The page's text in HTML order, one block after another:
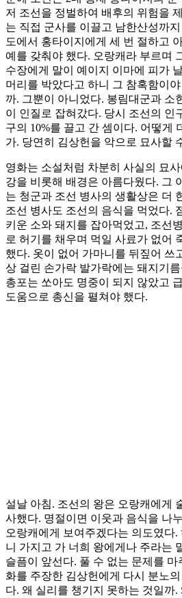
저 조선을 정벌하여 배후의 위험을
는 직접 군사를 이끌고 남한산성까
도에서 홍타이지에게 세 번 절하고
예를 갖춰야 했다. 오랑캐라 부르며
수장에게 말이 예이지 이마에 피가
머리를 박았다고 하니 그 참혹함이
까. 그뿐이 아니었다. 봉림대군과 소
이 인질로 잡혀갔다. 당시 조선의 인
구의 10%를 끌고 간 셈이다. 어떻게
가. 당연히 김상헌을 악으로 묘사할
영화는 소설처럼 차분히 사실의 묘
강을 비롯해 배경은 아름다웠다. 그
는 청군과 조선 병사의 생활상은 더
조선 병사도 조선의 음식을 먹었다.
키운 소와 돼지를 잡아먹었고, 조선
로 허기를 채우며 먹일 사료가 없어
했다. 옷이 없어 가마니를 뒤짚어 쓰
상 걸린 손가락 발가락에는 돼지기
총포는 쏘아도 명중이 되지 않았고
도움으로 총신을 펼쳐야 했다.
설날 아침. 조선의 왕은 오랑캐에게
사했다. 명절이면 이웃과 음식을 나
오랑캐에게 보여주겠다는 의도였다
니 가지고 가 너희 왕에게나 주라는
슬픔이 앞선다. 풀 수 없는 문제를
화를 주장한 김상헌에게 다시 분노
다. 왜 실리를 챙기지 못하는 것일까.